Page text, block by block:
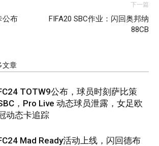
公布
下一篇
FIFA20 SBC作业：闪回奥邦纳
88CB
文章
TOTW9公布，球员时刻萨比策
，Pro Live 动态球员泄露，女足欧
动态卡追踪
Mad Ready活动上线，闪回德布